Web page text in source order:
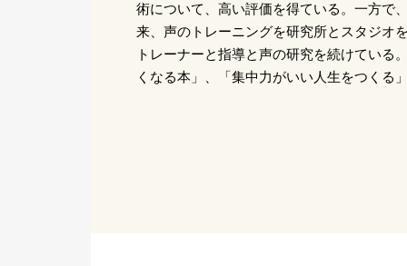
術について、高い評価を得ている。一方で
来、声のトレーニングを研究所とスタジオ
トレーナーと指導と声の研究を続けている
くなる本」、「集中力がいい人生をつくる